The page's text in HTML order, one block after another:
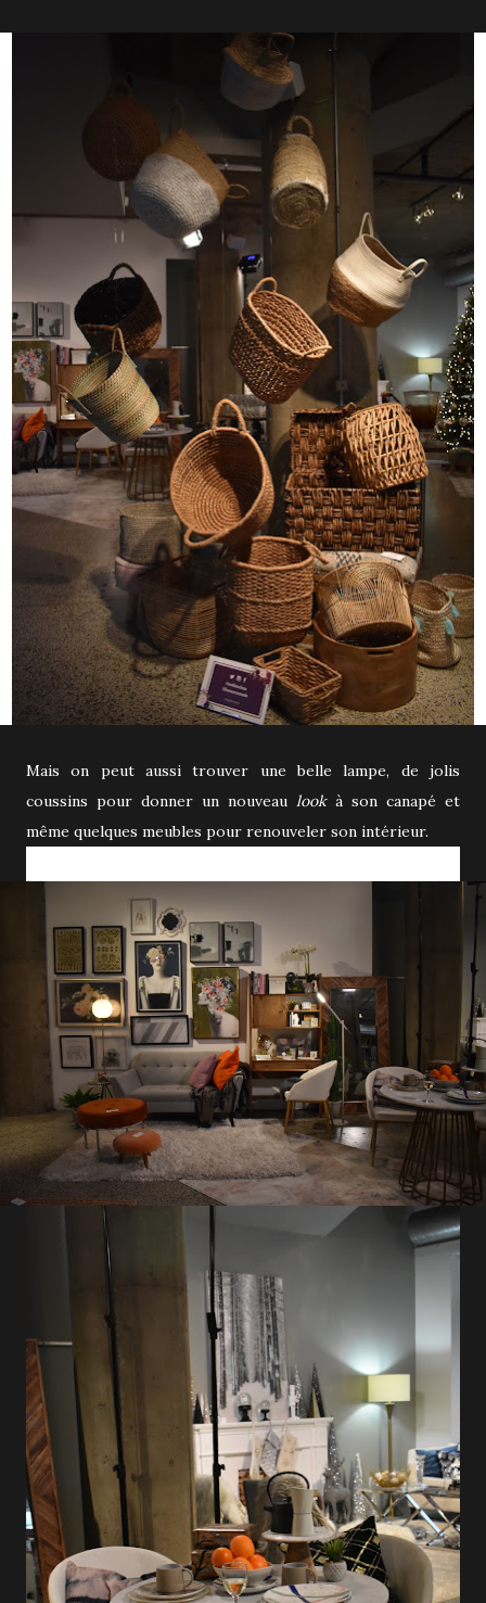
Mais on peut aussi trouver une belle lampe, de jolis
coussins pour donner un nouveau lookà son canapé et
même quelques meubles pour renouveler son intérieur.